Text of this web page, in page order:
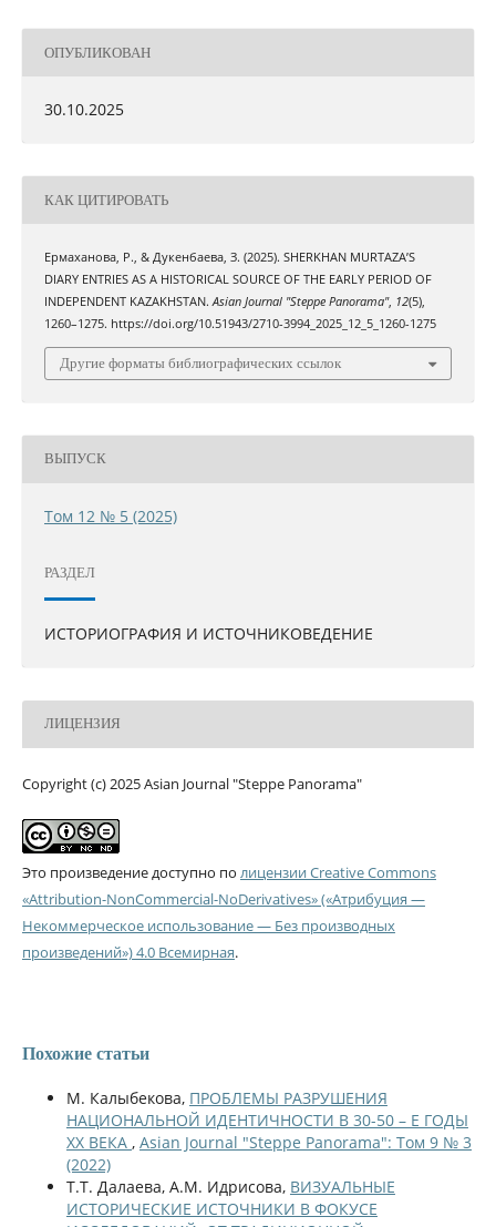
ОПУБЛИКОВАН
30.10.2025
КАК ЦИТИРОВАТЬ
Ермаханова, Р., & Дукенбаева, З. (2025). SHERKHAN MURTAZA’S
DIARY ENTRIES AS A HISTORICAL SOURCE OF THE EARLY PERIOD OF
INDEPENDENT KAZAKHSTAN.Asian Journal "Steppe Panorama", 12(5),
1260–1275. https://doi.org/10.51943/2710-3994_2025_12_5_1260-1275
Другие форматы библиографических ссылок
ВЫПУСК
Том 12 № 5 (2025)
РАЗДЕЛ
ИСТОРИОГРАФИЯ И ИСТОЧНИКОВЕДЕНИЕ
ЛИЦЕНЗИЯ
Copyright (c) 2025 Asian Journal "Steppe Panorama"
Это произведение доступно по лицензии Creative Commons
«Attribution-NonCommercial-NoDerivatives» («Атрибуция —
Некоммерческое использование — Без производных
произведений») 4.0 Всемирная.
Похожие статьи
М. Калыбекова, ПРОБЛЕМЫ РАЗРУШЕНИЯ
НАЦИОНАЛЬНОЙ ИДЕНТИЧНОСТИ В 30-50 – Е ГОДЫ
ХХ ВЕКА , Asian Journal "Steppe Panorama": Том 9 № 3
(2022)
Т.Т. Далаева, А.М. Идрисова, ВИЗУАЛЬНЫЕ
ИСТОРИЧЕСКИЕ ИСТОЧНИКИ В ФОКУСЕ